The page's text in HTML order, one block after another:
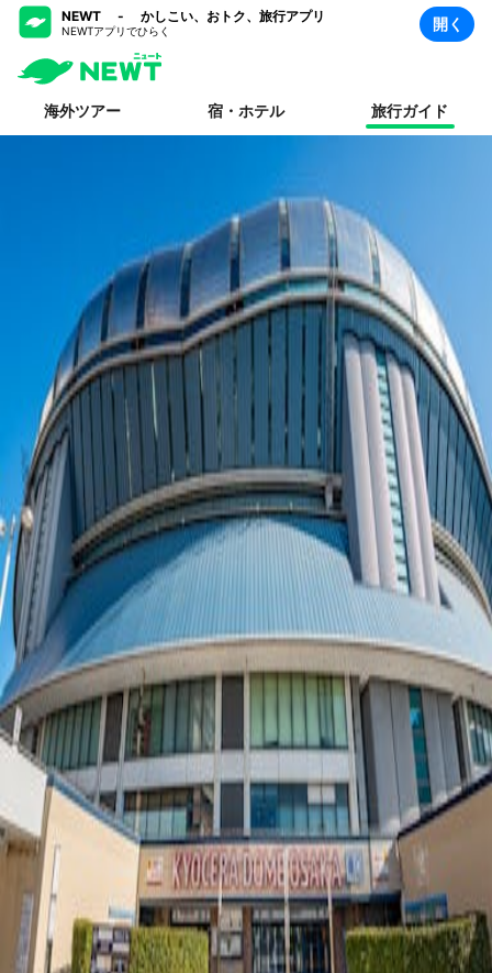
NEWT - かしこい、おトク、旅行アプリ
NEWTアプリでひらく 開く
海外ツアー 宿・ホテル 旅行ガイド